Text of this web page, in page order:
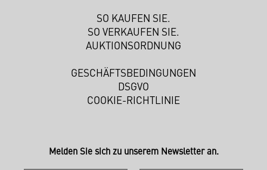
SO KAUFEN SIE.
SO VERKAUFEN SIE.
AUKTIONSORDNUNG
GESCHÄFTSBEDINGUNGEN
DSGVO
COOKIE-RICHTLINIE
Melden Sie sich zu unserem Newsletter an.